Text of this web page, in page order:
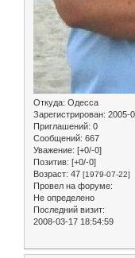
Откуда: Одесса
Зарегистрирован: 2005-
Приглашений: 0
Сообщений: 667
Уважение: [+0/-0]
Позитив: [+0/-0]
Возраст: 47 [1979-07-22]
Провел на форуме:
Не определено
Последний визит:
2008-03-17 18:54:59